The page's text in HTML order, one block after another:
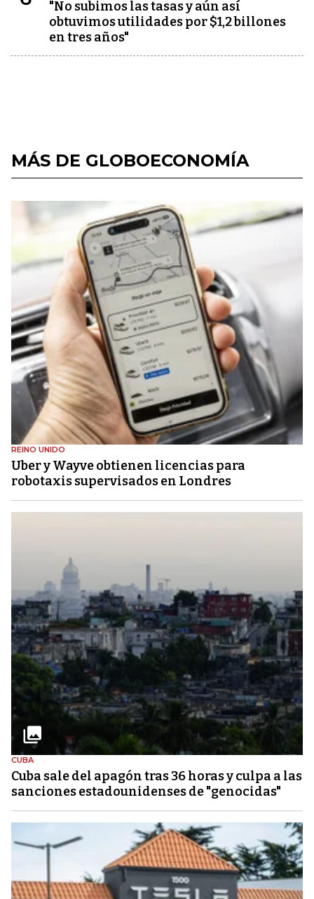
"No subimos las tasas y aún así
obtuvimos utilidades por $1,2 billones
en tres años"
MÁS DE GLOBOECONOMÍA
REINO UNIDO
Uber y Wayve obtienen licencias para
robotaxis supervisados ​​en Londres
CUBA
Cuba sale del apagón tras 36 horas y culpa a las
sanciones estadounidenses de "genocidas"